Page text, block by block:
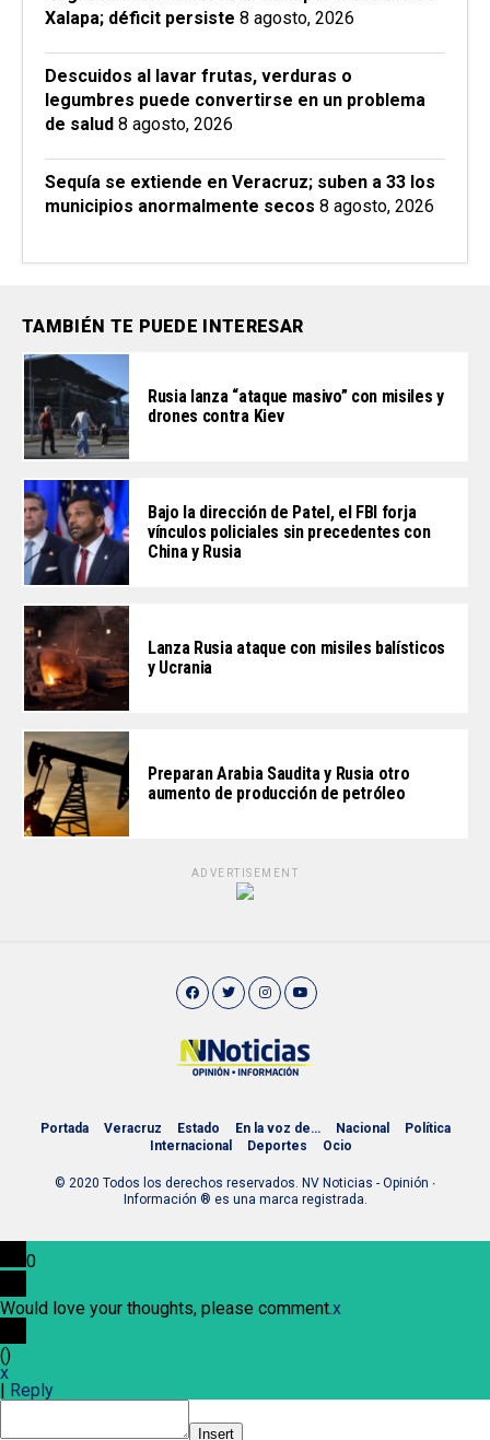
Xalapa; déficit persiste 8 agosto, 2026
Descuidos al lavar frutas, verduras o
legumbres puede convertirse en un problema
de salud 8 agosto, 2026
Sequía se extiende en Veracruz; suben a 33 los
municipios anormalmente secos 8 agosto, 2026
TAMBIÉN TE PUEDE INTERESAR
Rusia lanza “ataque masivo” con misiles y
drones contra Kiev
Bajo la dirección de Patel, el FBI forja
vínculos policiales sin precedentes con
China y Rusia
Lanza Rusia ataque con misiles balísticos
y Ucrania
Preparan Arabia Saudita y Rusia otro
aumento de producción de petróleo
ADVERTISEMENT
Portada Veracruz Estado En la voz de… Nacional
Política
Internacional
Deportes Ocio
© 2020 Todos los derechos reservados. NV Noticias - Opinión ∙
Información ® es una marca registrada.
0
Would love your thoughts, please comment.x
()
x
Reply
Insert